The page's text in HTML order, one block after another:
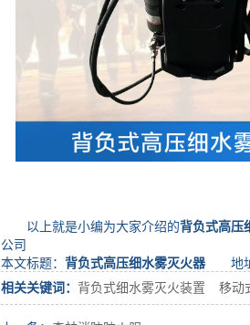
以上就是小编为大家介绍的背负式高压
公司
本文标题： 背负式高压细水雾灭火器地址
相关关键词： 背负式细水雾灭火装置 移动